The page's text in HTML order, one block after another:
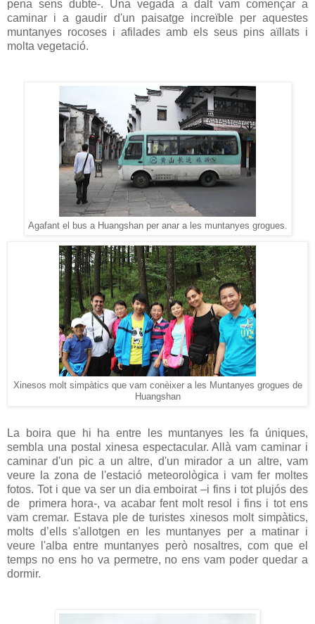
pena sens dubte-. Una vegada a dalt vam començar a
caminar i a gaudir d'un paisatge increïble per aquestes
muntanyes rocoses i afilades amb els seus pins aïllats i
molta vegetació.
Agafant el bus a Huangshan per anar a les muntanyes grogues.
Xinesos molt simpàtics que vam conèixer a les Muntanyes grogues de
Huangshan
La boira que hi ha entre les muntanyes les fa úniques,
sembla una postal xinesa espectacular. Allà vam caminar i
caminar d'un pic a un altre, d'un mirador a un altre, vam
veure la zona de l'estació meteorològica i vam fer moltes
fotos. Tot i que va ser un dia emboirat –i fins i tot plujós des
de primera hora-, va acabar fent molt resol i fins i tot ens
vam cremar. Estava ple de turistes xinesos molt simpàtics,
molts d’ells s'allotgen en les muntanyes per a matinar i
veure l'alba entre muntanyes però nosaltres, com que el
temps no ens ho va permetre, no ens vam poder quedar a
dormir.